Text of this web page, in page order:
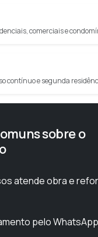
comerciais e
contínuo e segunda
sobre o
atende obra e
pelo